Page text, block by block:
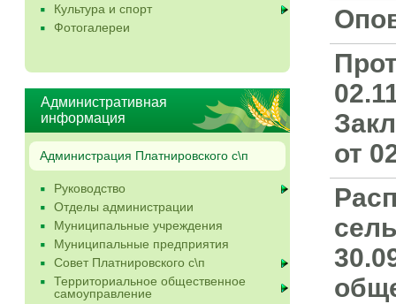
Культура и спорт
Фотогалереи
Административная
информация
Администрация Платнировского с\п
Руководство
Отделы администрации
Муниципальные учреждения
Муниципальные предприятия
Совет Платнировского с\п
Территориальное общественное
самоуправление
от